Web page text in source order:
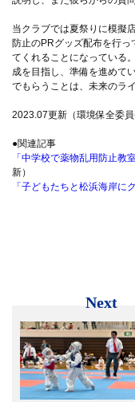
当クラブでは夏祭りに模擬
防止のPRグッズ配布を行っ
てくれることになっている
成を目指し、準備を進めて
でもらうことは、未来のラ
2023.07更新（環境保全委員
●関連記事
「中学校で薬物乱用防止教
新）
「子どもたちと松浜海岸に
Next